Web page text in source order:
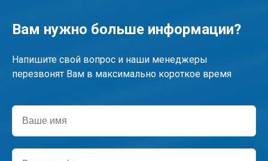
Вам нужно больше информации?
Напишите свой вопрос и наши менеджеры
перезвонят Вам в максимально короткое время
имя